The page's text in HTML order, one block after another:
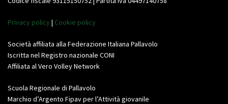
Privacy policy | Cookie policy
Società affiliata alla Federazione Italiana Pallavolo
Iscritta nel Registro nazionale CONI
Affiliata al Vero Volley Network
Scuola Regionale di Pallavolo
Marchio d’Argento Fipav per l’Attività giovanile